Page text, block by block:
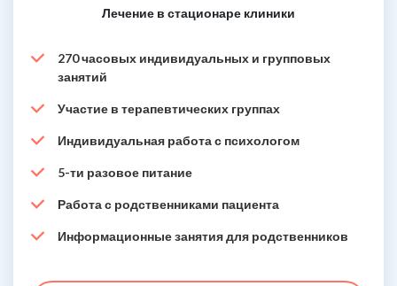
Лечение в стационаре клиники
270 часовых индивидуальных и групповых
занятий
Участие в терапевтических группах
Индивидуальная работа с психологом
5-ти разовое питание
Работа с родственниками пациента
Информационные занятия для родственников